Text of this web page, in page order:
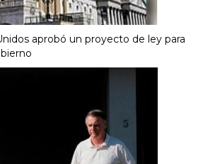
aprobó un proyecto de ley para